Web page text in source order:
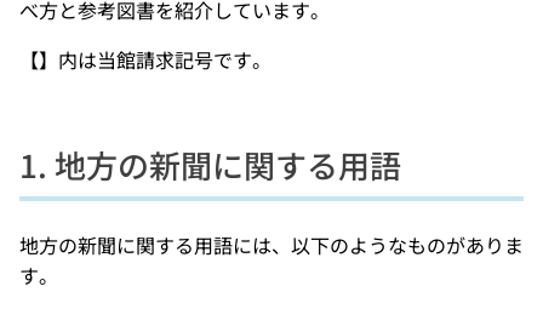
べ方と参考図書を紹介しています。
【】内は当館請求記号です。
1. 地方の新聞に関する用語
地方の新聞に関する用語には、以下のようなものがありま
す。